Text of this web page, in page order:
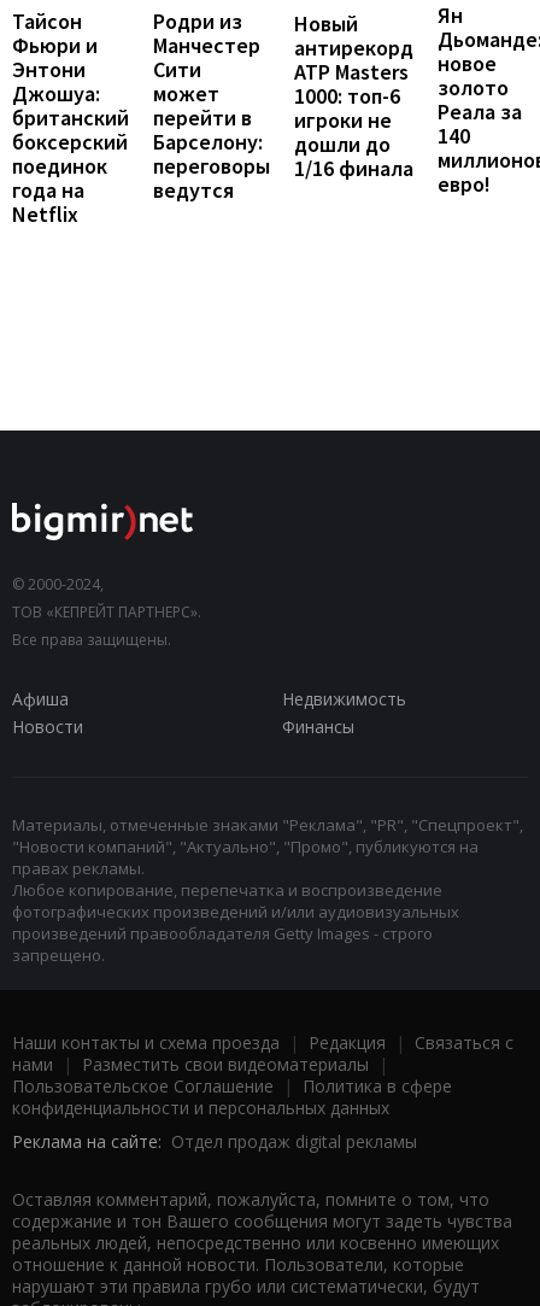
Тайсон
Фьюри и
Энтони
Джошуа:
британский
боксерский
поединок
года на
Netflix
Родри из
Манчестер
Сити
может
перейти в
Барселону:
переговоры
ведутся
Новый
антирекорд
ATP Masters
1000: топ-6
игроки не
дошли до
1/16 финала
Ян
новое
золото
Реала за
140
евро!
© 2000-2024,
ТОВ «КЕПРЕЙТ ПАРТНЕРС».
Все права защищены.
Афиша
Недвижимость
Новости
Финансы
Материалы, отмеченные знаками "Реклама", "PR", "Спецпроект",
"Новости компаний", "Актуально", "Промо", публикуются на
правах рекламы.
Любое копирование, перепечатка и воспроизведение
фотографических произведений и/или аудиовизуальных
произведений правообладателя Getty Images - строго
запрещено.
Наши контакты и схема проезда | Редакция | Связаться с
нами | Разместить свои видеоматериалы |
Пользовательское Соглашение |
Политика в сфере
конфиденциальности и персональных данных
Реклама на сайте: Отдел продаж digital рекламы
Оставляя комментарий, пожалуйста, помните о том, что
содержание и тон Вашего сообщения могут задеть чувства
реальных людей, непосредственно или косвенно имеющих
отношение к данной новости. Пользователи, которые
нарушают эти правила грубо или систематически, будут